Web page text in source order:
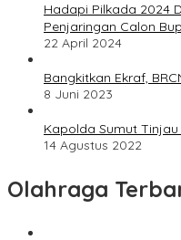
Hadapi Pilkada 2024
Penjaringan Calon
22 April 2024
Bangkitkan Ekraf,
8 Juni 2023
Kapolda Sumut
14 Agustus 2022
Olahraga